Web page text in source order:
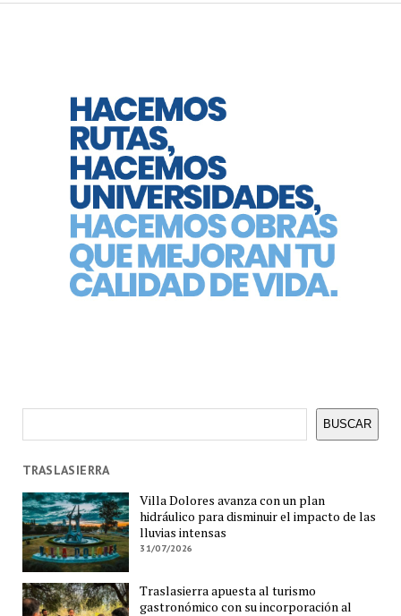
BUSCAR
TRASLASIERRA
Villa Dolores avanza con un plan
hidráulico para disminuir el impacto de las
lluvias intensas
31/07/2026
Traslasierra apuesta al turismo
gastronómico con su incorporación al